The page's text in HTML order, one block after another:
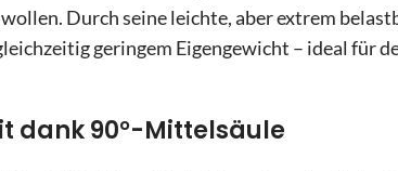
Durch seine leichte, aber extrem
geringem Eigengewicht – ideal für
dank 90°-Mittelsäule